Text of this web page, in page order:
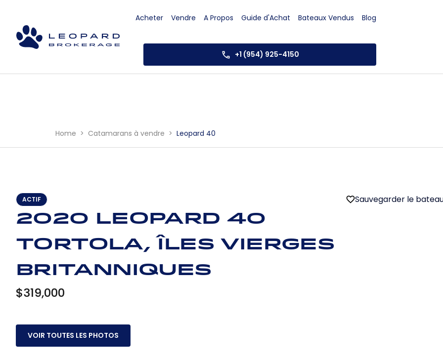
Acheter Vendre A Propos Guide d'Achat Bateaux Vendus Blog
+1 (954) 925-4150
Home Catamarans à vendre Leopard 40
ACTIF Sauvegarder le
2020 Leopard 40
Tortola, Îles Vierges
britanniques
$319,000
VOIR TOUTES LES PHOTOS